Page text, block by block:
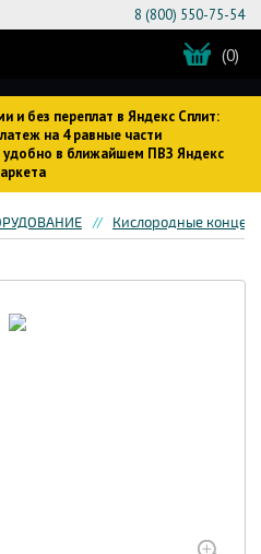
и без переплат в Яндекс Сплит:
на 4 равные части
удобно в ближайшем ПВЗ Яндекс
8 (800) 550-75-54
(0)
Кислородные